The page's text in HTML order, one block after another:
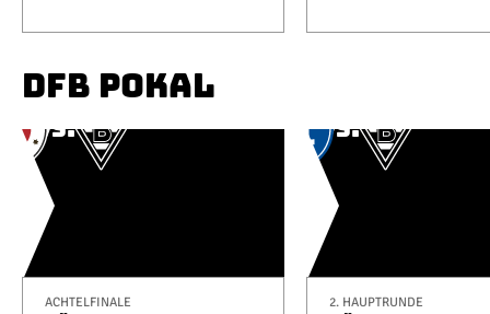
DFB POKAL
ACHTELFINALE 2. HAUPTRUNDE